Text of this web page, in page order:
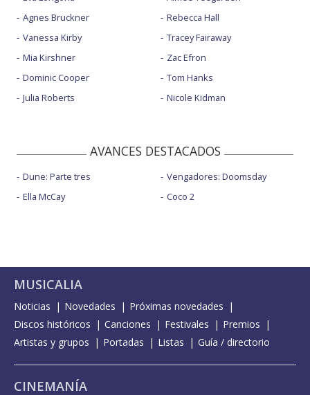
Agnes Bruckner
Vanessa Kirby
Mia Kirshner
Dominic Cooper
Julia Roberts
Rebecca Hall
Tracey Fairaway
Zac Efron
Tom Hanks
Nicole Kidman
AVANCES DESTACADOS
Dune: Parte tres
Ella McCay
Vengadores: Doomsday
Coco 2
MUSICALIA
Noticias Novedades
Próximas novedades
Discos históricos
Canciones Festivales
Premios
Artistas y grupos
Portadas Listas Guía / directorio
CINEMANÍA